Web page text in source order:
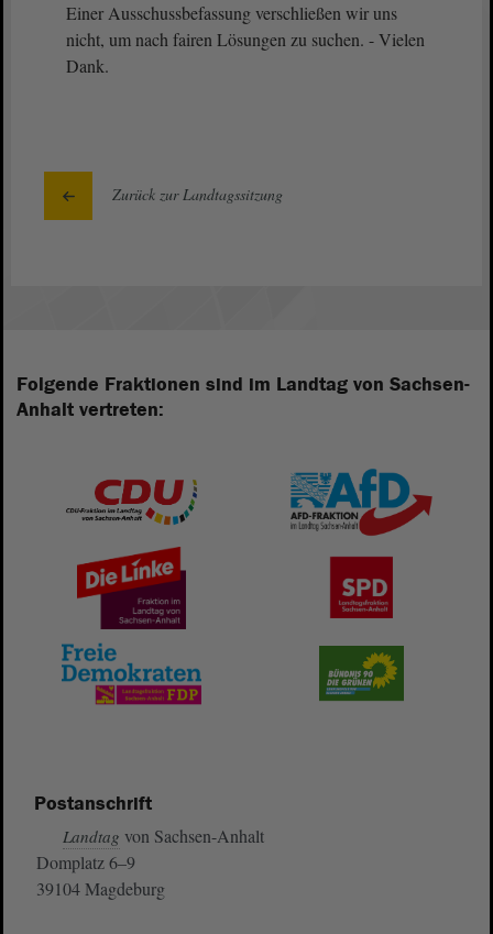
Einer Ausschussbefassung verschließen wir uns
nicht, um nach fairen Lösungen zu suchen. - Vielen
Dank.
Zurück zur Landtagssitzung
Folgende Fraktionen sind im Landtag von Sachsen-
Anhalt vertreten:
Postanschrift
Landtag von Sachsen-Anhalt
Domplatz 6–9
39104 Magdeburg